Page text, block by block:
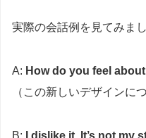
実際の会話例を見てみまし
A: How do you feel
（この新しいデザインに